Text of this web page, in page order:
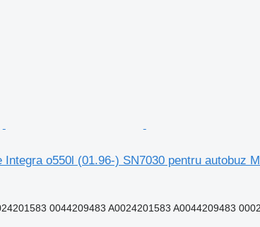
o550l (01.96-) SN7030 pentru autobuz
0044209483 A0024201583 A0044209483